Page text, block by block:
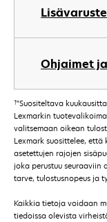
Ohjaimet
†"Suositeltava
Lexmarkin
valitsemaan oikean
Lexmark suosittelee,
asetettujen rajojen
joka perustuu seuraaviin
tarve, tulostusnopeus ja
Kaikkia tietoja voidaan
tiedoissa olevista